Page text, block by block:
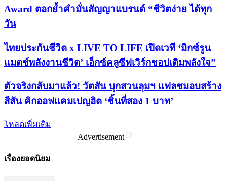
Award ตอกย้ำคำมั่นสัญญาแบรนด์ “ชีวิตง่าย ได้ทุก
วัน
ไทยประกันชีวิต x LIVE TO LIFE เปิดเวที ‘มิกซ์รูน
แมตช์พลังงานชีวิต’ เอ็กซ์คลูซีฟเวิร์กชอปเติมพลังใจ”
ตัวจริงกลับมาแล้ว! วัตสัน บุกสวนลุมฯ แฟลชมอบสร้าง
สีสัน คิกออฟแคมเปญฮิต ‘ชิ้นที่สอง 1 บาท’
โหลดเพิ่มเติม
Advertisement
เรื่องยอดนิยม